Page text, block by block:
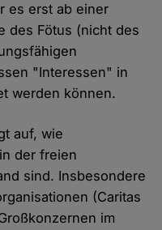
es erst ab einer
des Fötus (nicht des
"Interessen" in
werden können.
auf, wie
der freien
sind. Insbesondere
(Caritas
im